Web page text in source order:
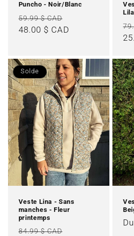
Puncho - Noir/Blanc
Prix
habituel
59.99 $ CAD
promotionnel
48.00 $ CAD
Solde
Veste Lina - Sans
manches - Fleur
printemps
Prix
84.99 $ CAD